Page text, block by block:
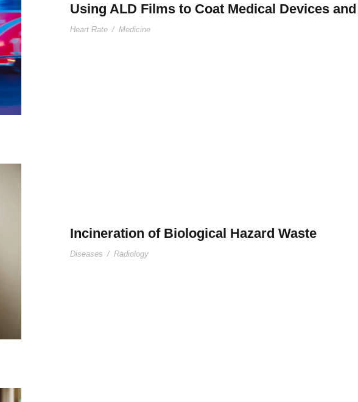
Using ALD Films to Coat Medical Devices
Heart Rate / Medicine
Incineration of Biological Hazard Waste
Diseases / Radiology